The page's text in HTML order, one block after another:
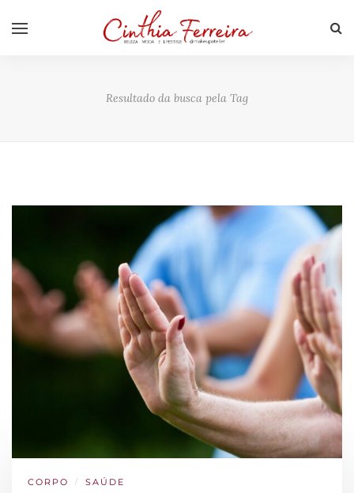
Resultado da busca pela Tag
CORPO / SAÚDE